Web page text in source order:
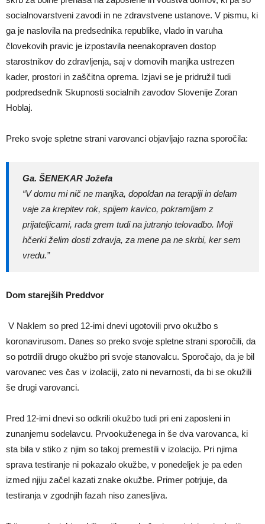
socialnovarstveni zavodi in ne zdravstvene ustanove. V pismu, ki
ga je naslovila na predsednika republike, vlado in varuha
človekovih pravic je izpostavila neenakopraven dostop
starostnikov do zdravljenja, saj v domovih manjka ustrezen
kader, prostori in zaščitna oprema. Izjavi se je pridružil tudi
podpredsednik Skupnosti socialnih zavodov Slovenije Zoran
Hoblaj.
Preko svoje spletne strani varovanci objavljajo razna sporočila:
Ga. ŠENEKAR Jožefa
“V domu mi nič ne manjka, dopoldan na terapiji in delam
vaje za krepitev rok, spijem kavico, pokramljam z
prijateljicami, rada grem tudi na jutranjo telovadbo. Moji
hčerki želim dosti zdravja, za mene pa ne skrbi, ker sem
vredu.”
Dom starejših Preddvor
V Naklem so pred 12-imi dnevi ugotovili prvo okužbo s
koronavirusom. Danes so preko svoje spletne strani sporočili, da
so potrdili drugo okužbo pri svoje stanovalcu. Sporočajo, da je bil
varovanec ves čas v izolaciji, zato ni nevarnosti, da bi se okužili
še drugi varovanci.
Pred 12-imi dnevi so odkrili okužbo tudi pri eni zaposleni in
zunanjemu sodelavcu. Prvookuženega in še dva varovanca, ki
sta bila v stiko z njim so takoj premestili v izolacijo. Pri njima
sprava testiranje ni pokazalo okužbe, v ponedeljek je pa eden
izmed njiju začel kazati znake okužbe. Primer potrjuje, da
testiranja v zgodnjih fazah niso zanesljiva.